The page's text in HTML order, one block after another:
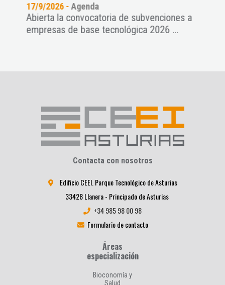
17/9/2026 -Agenda
Abierta la convocatoria de subvenciones a
empresas de base tecnológica 2026 ...
Contacta con nosotros
Edificio CEEI. Parque Tecnológico de Asturias
33428 Llanera - Principado de Asturias
+34 985 98 00 98
Formulario de contacto
Áreas
especialización
Bioconomía y
Salud